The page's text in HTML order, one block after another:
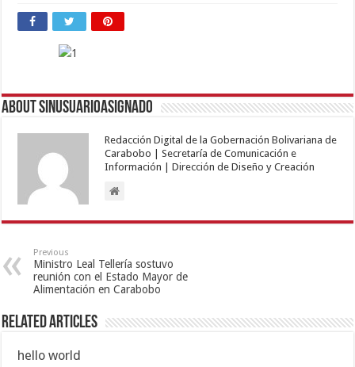
About sinusuarioasignado
Redacción Digital de la Gobernación Bolivariana de
Carabobo | Secretaría de Comunicación e
Información | Dirección de Diseño y Creación
Previous
Ministro Leal Tellería sostuvo
reunión con el Estado Mayor de
Alimentación en Carabobo
Related Articles
hello world